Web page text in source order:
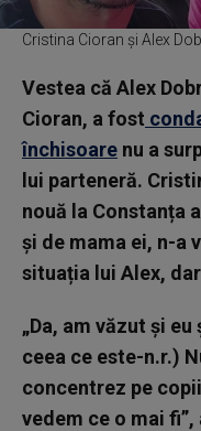
Cristina Cioran și Alex
Vestea că Alex
Cioran, a fost
închisoare nu a
lui parteneră.
nouă la Constanța
și de mama ei, n-a
situația lui Alex,
„Da, am văzut și
ceea ce este-n.r.)
concentrez pe
vedem ce o mai fi”,